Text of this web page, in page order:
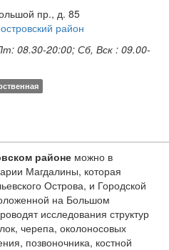
пр., д. 85
район
08.30-20:00; Сб, Вск : 09.00-
районе можно в
Магдалины, которая
Острова, и Городской
на Большом
исследования структур
черепа, околоносовых
позвоночника, костной